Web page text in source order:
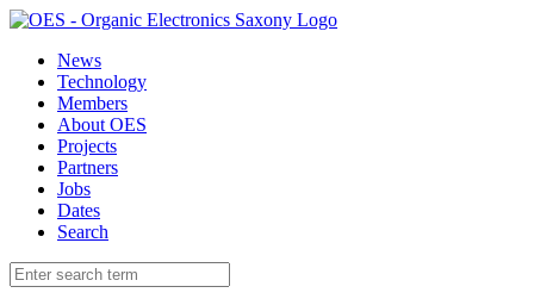
News
Technology
Members
About OES
Projects
Partners
Jobs
Dates
Search